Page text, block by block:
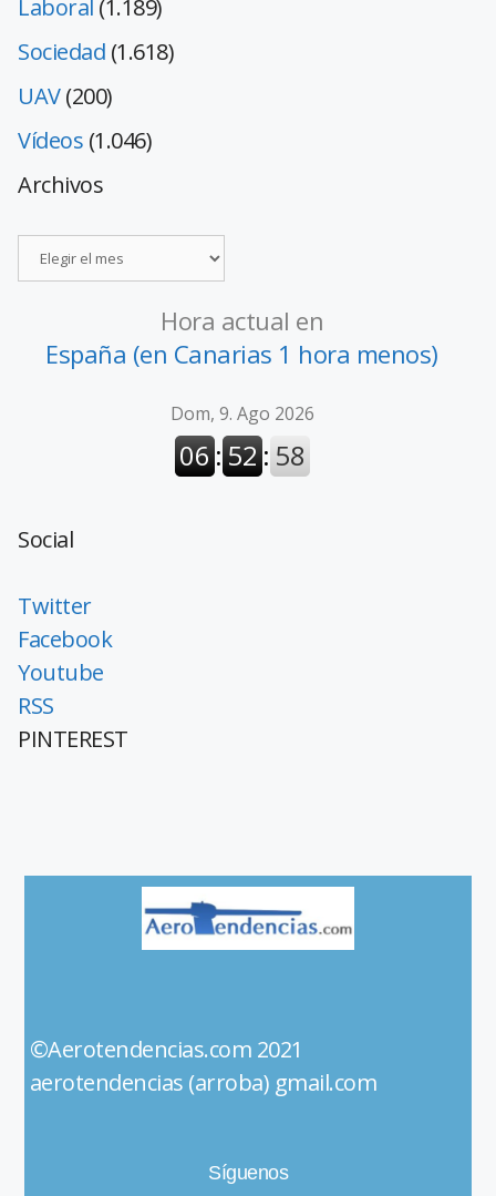
Laboral (1.189)
Sociedad (1.618)
UAV(200)
Vídeos (1.046)
Archivos
Hora actual en
España (en Canarias 1 hora menos)
Social
Twitter
Facebook
Youtube
RSS
PINTEREST
©Aerotendencias.com 2021
aerotendencias (arroba) gmail.com
Síguenos